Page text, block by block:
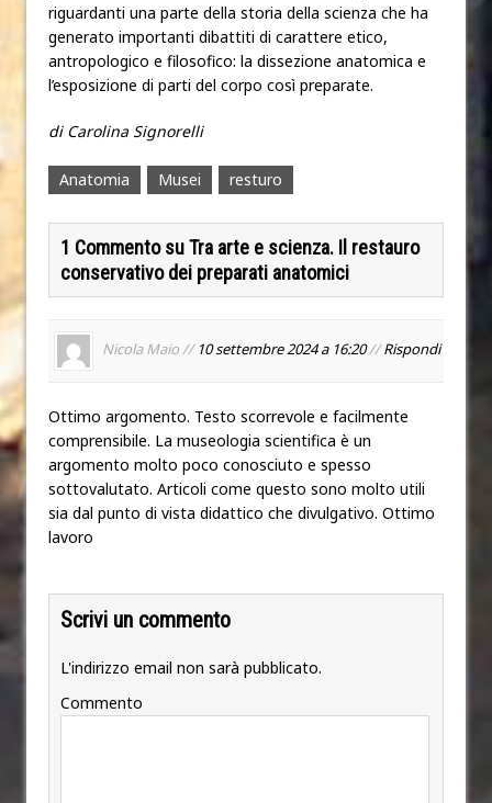
riguardanti una parte della storia della scienza che ha
generato importanti dibattiti di carattere etico,
antropologico e filosofico: la dissezione anatomica e
l’esposizione di parti del corpo così preparate.
di Carolina Signorelli
Anatomia Musei resturo
1 Commento su Tra arte e scienza. Il restauro
conservativo dei preparati anatomici
Nicola Maio // 10 settembre 2024 a 16:20//Rispondi
Ottimo argomento. Testo scorrevole e facilmente
comprensibile. La museologia scientifica è un
argomento molto poco conosciuto e spesso
sottovalutato. Articoli come questo sono molto utili
sia dal punto di vista didattico che divulgativo. Ottimo
lavoro
Scrivi un commento
L'indirizzo email non sarà pubblicato.
Commento